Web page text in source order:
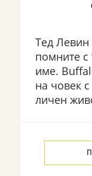
Тед Левин
помните с
име.
на човек
личен